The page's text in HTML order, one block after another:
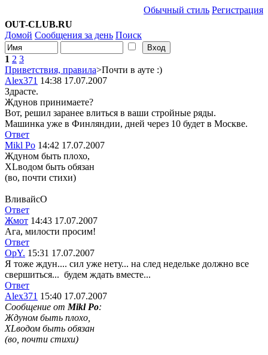
Обычный стиль Регистрация
OUT-CLUB.RU
Домой Сообщения за день Поиск
1 2 3
Приветствия, правила>Почти в ауте :)
Alex371 14:38 17.07.2007
Здрасте.
Ждунов принимаете?
Вот, решил заранее влиться в ваши стройные ряды.
Машинка уже в Финляндии, дней через 10 будет в Москве.
Ответ
Mikl Po 14:42 17.07.2007
Ждуном быть плохо,
XLводом быть обязан
(во, почти стихи)
ВливайсО
Ответ
Жмот 14:43 17.07.2007
Ага, милости просим!
Ответ
OpY. 15:31 17.07.2007
Я тоже ждун.... сил уже нету... на след недельке должно все
свершиться... будем ждать вместе...
Ответ
Alex371 15:40 17.07.2007
Сообщение от Mikl Po:
Ждуном быть плохо,
XLводом быть обязан
(во, почти стихи)